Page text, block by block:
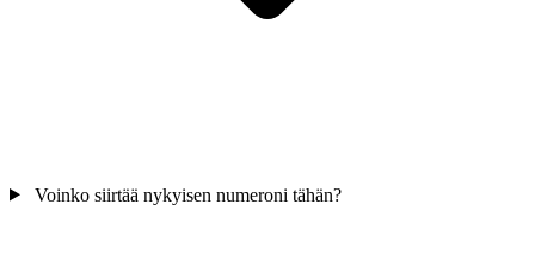
Voinko siirtää nykyisen numeroni tähän?